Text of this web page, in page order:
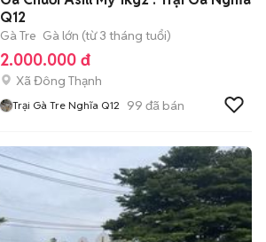
Q12
Gà Tre Gà lớn (từ 3 tháng tuổi)
2.000.000 đ
Xã Đông Thạnh
Trại Gà Tre Nghĩa Q12 99 đã bán